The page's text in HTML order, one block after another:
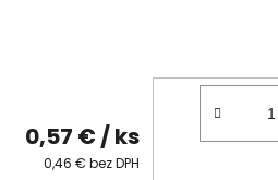
0,57 € / ks
0,46 € bez DPH